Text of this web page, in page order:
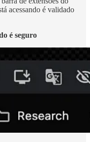
acessando é validado
é seguro